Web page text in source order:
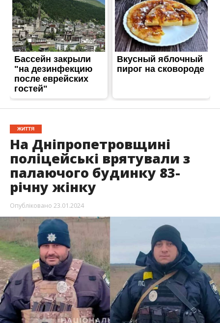
ЖИТТЯ
На Дніпропетровщині
поліцейські врятували з
палаючого будинку 83-
річну жінку
Опубліковано 23.01.2024